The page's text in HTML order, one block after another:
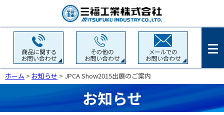
ホーム > お知らせ > JPCA Show2015出展のご案内
お知らせ